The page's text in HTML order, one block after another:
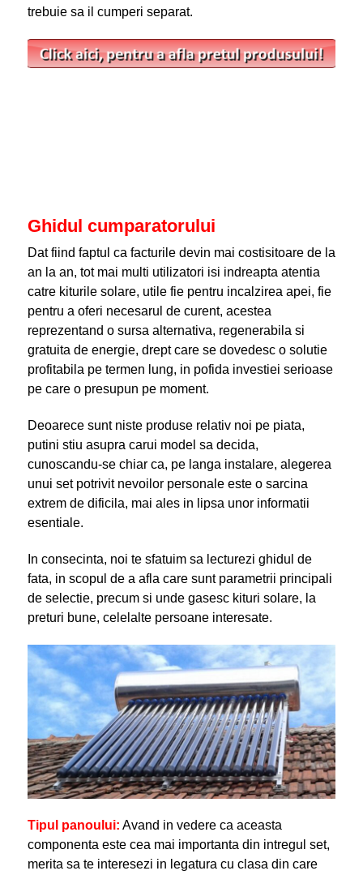
trebuie sa il cumperi separat.
Ghidul cumparatorului
Dat fiind faptul ca facturile devin mai costisitoare de la
an la an, tot mai multi utilizatori isi indreapta atentia
catre kiturile solare, utile fie pentru incalzirea apei, fie
pentru a oferi necesarul de curent, acestea
reprezentand o sursa alternativa, regenerabila si
gratuita de energie, drept care se dovedesc o solutie
profitabila pe termen lung, in pofida investiei serioase
pe care o presupun pe moment.
Deoarece sunt niste produse relativ noi pe piata,
putini stiu asupra carui model sa decida,
cunoscandu-se chiar ca, pe langa instalare, alegerea
unui set potrivit nevoilor personale este o sarcina
extrem de dificila, mai ales in lipsa unor informatii
esentiale.
In consecinta, noi te sfatuim sa lecturezi ghidul de
fata, in scopul de a afla care sunt parametrii principali
de selectie, precum si unde gasesc kituri solare, la
preturi bune, celelalte persoane interesate.
Tipul panoului: Avand in vedere ca aceasta
componenta este cea mai importanta din intregul set,
merita sa te interesezi in legatura cu clasa din care